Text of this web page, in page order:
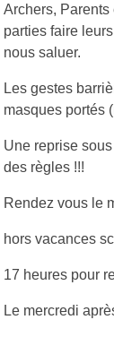
Archers, Parents
parties faire
nous saluer.
Les gestes
masques portés
Une reprise
des règles !!!
Rendez vous le
hors vacances
17 heures pour
Le mercredi